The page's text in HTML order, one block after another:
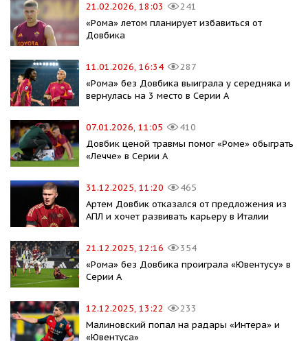
21.02.2026, 18:03
241
«Рома» летом планирует избавиться от
Довбика
11.01.2026, 16:34
287
«Рома» без Довбика выиграла у середняка и
вернулась на 3 место в Серии А
07.01.2026, 11:05
410
Довбик ценой травмы помог «Роме» обыграть
«Лечче» в Серии А
31.12.2025, 11:20
465
Артем Довбик отказался от предложения из
АПЛ и хочет развивать карьеру в Италии
21.12.2025, 12:16
354
«Рома» без Довбика проиграла «Ювентусу» в
Серии А
12.12.2025, 13:22
233
Малиновский попал на радары «Интера» и
«Ювентуса»